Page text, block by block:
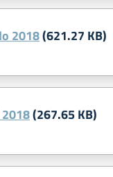
2018(621.27 KB)
(267.65 KB)